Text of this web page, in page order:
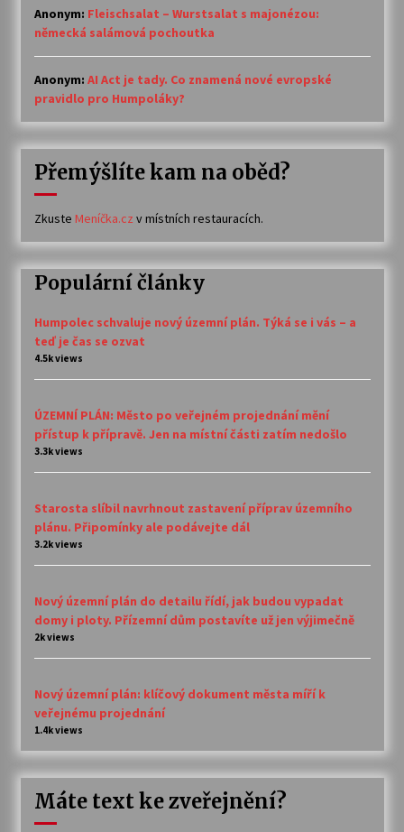
Anonym: Fleischsalat – Wurstsalat s majonézou:
německá salámová pochoutka
Anonym: AI Act je tady. Co znamená nové evropské
pravidlo pro Humpoláky?
Přemýšlíte kam na oběd?
Zkuste Meníčka.cz v místních restauracích.
Populární články
Humpolec schvaluje nový územní plán. Týká se i vás – a
teď je čas se ozvat
4.5k views
ÚZEMNÍ PLÁN: Město po veřejném projednání mění
přístup k přípravě. Jen na místní části zatím nedošlo
3.3k views
Starosta slíbil navrhnout zastavení příprav územního
plánu. Připomínky ale podávejte dál
3.2k views
Nový územní plán do detailu řídí, jak budou vypadat
domy i ploty. Přízemní dům postavíte už jen výjimečně
2k views
Nový územní plán: klíčový dokument města míří k
veřejnému projednání
1.4k views
Máte text ke zveřejnění?